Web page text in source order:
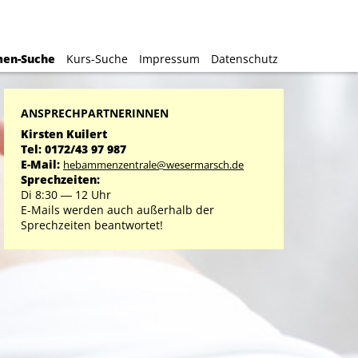
Suche Kurs-Suche Impressum Datenschutz
Suche Kurs-Suche Impressum Datenschutz
ANSPRECHPARTNERINNEN
Kirsten Kuilert
Tel: 0172/43 97 987
E-Mail: hebammenzentrale@wesermarsch.de
Sprechzeiten:
Di 8:30 ― 12 Uhr
E-Mails werden auch außerhalb der
Sprechzeiten beantwortet!